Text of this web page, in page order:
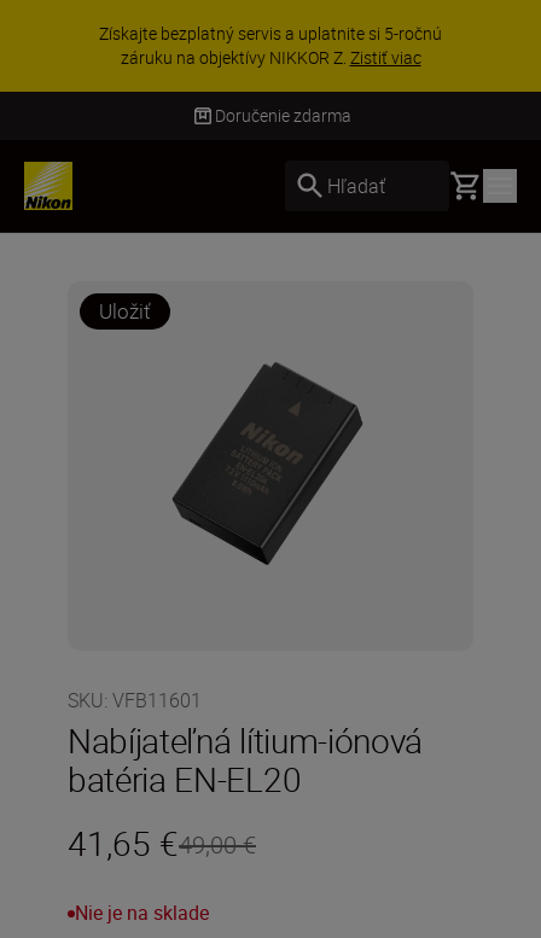
Získajte bezplatný servis a uplatnite si 5-ročnú
záruku na objektívy NIKKOR Z. Zistiť viac
Doručenie zdarma
Hľadať Basket
Uložiť
SKU: VFB11601
Nabíjateľná lítium-iónová
batéria EN-EL20
41,65 €49,00 €
Nie je na sklade